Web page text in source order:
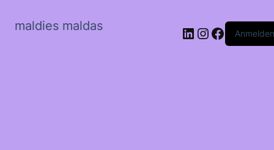
maldies maldas LinkedIn
Instagram
Anmelden